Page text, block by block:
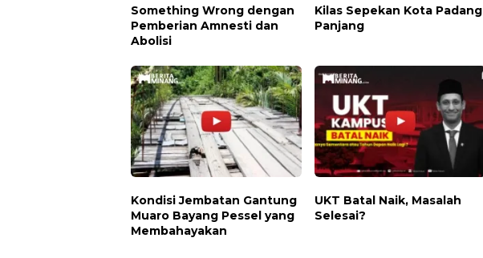
Something Wrong dengan
Pemberian Amnesti dan
Abolisi
Kilas Sepekan Kota Padang
Panjang
Kondisi Jembatan Gantung
Muaro Bayang Pessel yang
Membahayakan
UKT Batal Naik, Masalah
Selesai?